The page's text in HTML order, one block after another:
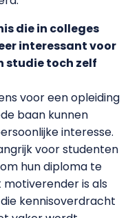
die in colleges
interessant voor
studie toch zelf
voor een opleiding
baan kunnen
interesse.
voor studenten
hun diploma te
motiverender is als
kennisoverdracht